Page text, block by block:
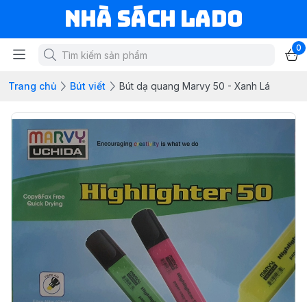
NHÀ SÁCH LADO
0
Trang chủ Bút viết Bút dạ quang Marvy 50 - Xanh Lá